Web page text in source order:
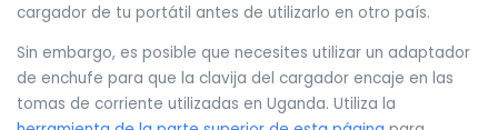
cargador de tu portátil antes de utilizarlo en otro país.
Sin embargo, es posible que necesites utilizar un adaptador
de enchufe para que la clavija del cargador encaje en las
tomas de corriente utilizadas en Uganda. Utiliza la